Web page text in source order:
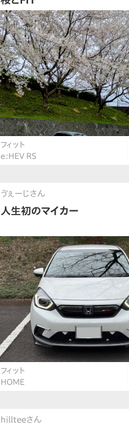
フィット
e:HEV RS
ゔぇーじさん
人生初のマイカー
フィット
HOME
hillteeさん